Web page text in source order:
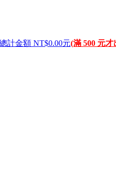
計金額 NT$0.00元(滿 500 元才